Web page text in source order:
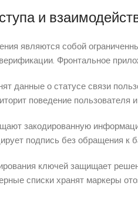
и
являются собой
Фронтальное
данные о статусе связи
поведение пользователя
закодированную
подпись без обращения к
ключей защищает
списки хранят маркеры